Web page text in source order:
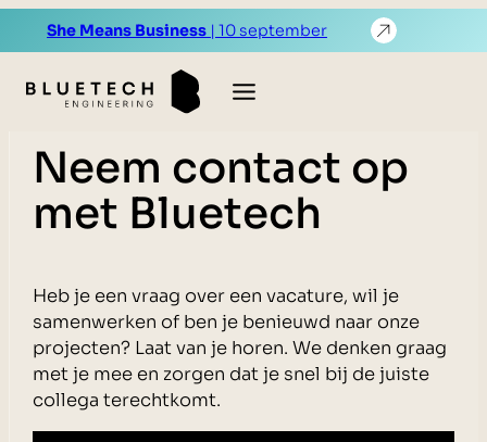
inhoud
She Means Business | 10 september
Neem contact op
met Bluetech
Heb je een vraag over een vacature, wil je
samenwerken of ben je benieuwd naar onze
projecten? Laat van je horen. We denken graag
met je mee en zorgen dat je snel bij de juiste
collega terechtkomt.